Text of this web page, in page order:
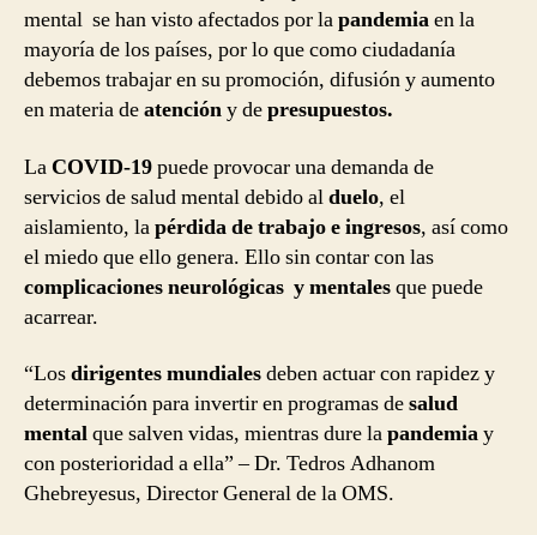
mental se han visto afectados por lapandemiaen la
mayoría de los países, por lo que como ciudadanía
debemos trabajar en su promoción, difusión y aumento
en materia deatencióny depresupuestos.
La COVID-19puede provocar una demanda de
servicios de salud mental debido alduelo, el
aislamiento, lapérdida de trabajo e ingresos, así como
el miedo que ello genera. Ello sin contar con las
complicaciones neurológicas y mentalesque puede
acarrear.
“Losdirigentes mundialesdeben actuar con rapidez y
determinación para invertir en programas desalud
mentalque salven vidas, mientras dure lapandemiay
con posterioridad a ella” – Dr. Tedros Adhanom
Ghebreyesus, Director General de la OMS.